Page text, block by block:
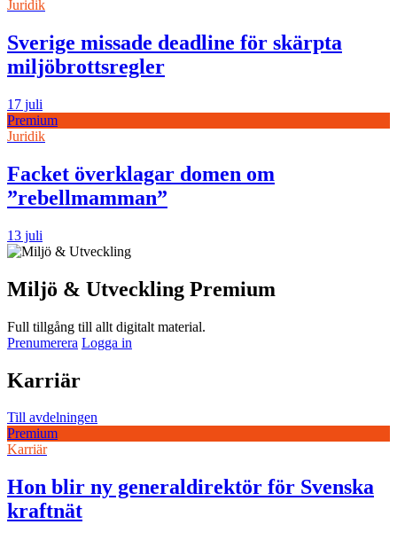
Juridik
Sverige missade deadline för skärpta
miljöbrottsregler
17 juli
Premium
Juridik
Facket överklagar domen om
”rebellmamman”
13 juli
Miljö & Utveckling Premium
Full tillgång till allt digitalt material.
Prenumerera Logga in
Karriär
Till avdelningen
Premium
Karriär
Hon blir ny generaldirektör för Svenska
kraftnät